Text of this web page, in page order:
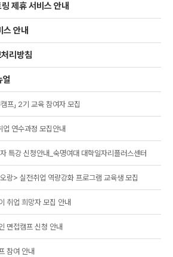
제휴 서비스 안내
안내
리방침
얼
프」 2기 교육 참여자 모집
연수과정 모집안내
특강 신청안내_숙명여대 대학일자리플러스센터
랑> 실전취업 역량강화 프로그램 교육생 모집
취업 희망자 모집 안내
면접캠프 신청 안내
참여 안내